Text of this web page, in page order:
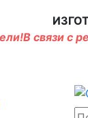
связи с